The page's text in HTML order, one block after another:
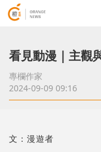
看見動漫｜主觀
專欄作家
2024-09-09 09:16
文：漫遊者